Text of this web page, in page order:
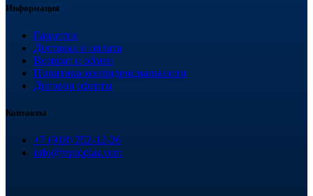
Информация
Гарантия
Доставка и оплата
Возврат и обмен
Политика конфиденциальности
Договор оферты
Контакты
+7 (918) 252-12-26
info@teploplas.com